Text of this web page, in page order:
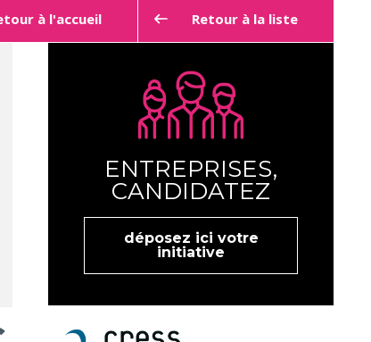
Retour à la liste
à l'accueil
ENTREPRISES,
CANDIDATEZ
déposez ici votre
initiative